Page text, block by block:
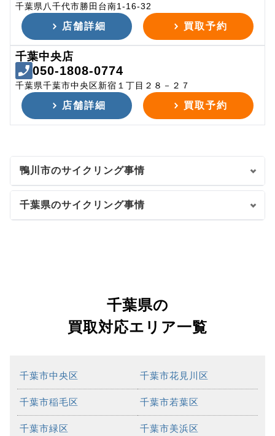
千葉県八千代市勝田台南1-16-32
店舗詳細 買取予約
千葉中央店
050-1808-0774
千葉県千葉市中央区新宿１丁目２８－２７
店舗詳細 買取予約
鴨川市のサイクリング事情
千葉県のサイクリング事情
千葉県の
買取対応エリア一覧
千葉市中央区 千葉市花見川区
千葉市稲毛区 千葉市若葉区
千葉市緑区 千葉市美浜区